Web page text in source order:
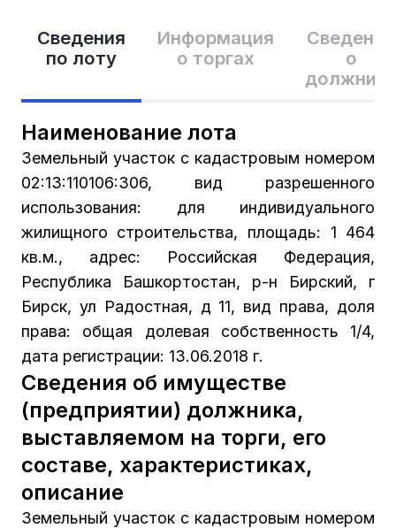
Сведения
по лоту
Информация
о торгах
Сведения
о
Наименование лота
Земельный участок с кадастровым номером
02:13:110106:306, вид разрешенного
использования: для индивидуального
жилищного строительства, площадь: 1 464
кв.м., адрес: Российская Федерация,
Республика Башкортостан, р-н Бирский, г
Бирск, ул Радостная, д 11, вид права, доля
права: общая долевая собственность 1/4,
дата регистрации: 13.06.2018 г.
Сведения об имуществе
(предприятии) должника,
выставляемом на торги, его
составе, характеристиках,
описание
Земельный участок с кадастровым номером